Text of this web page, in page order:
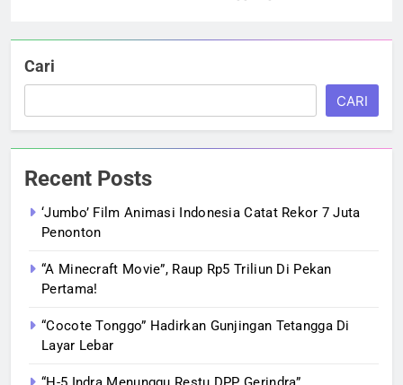
Cari
CARI
Recent Posts
‘Jumbo’ Film Animasi Indonesia Catat Rekor 7 Juta
Penonton
“A Minecraft Movie”, Raup Rp5 Triliun Di Pekan
Pertama!
“Cocote Tonggo” Hadirkan Gunjingan Tetangga Di
Layar Lebar